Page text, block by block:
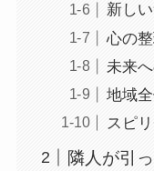
新し
心の
未来
地域
スピ
隣人が引